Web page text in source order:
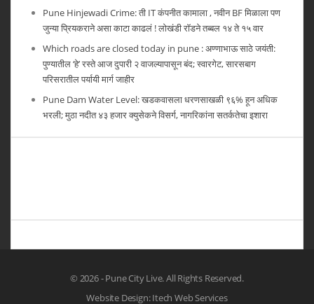
Pune Hinjewadi Crime: ती IT कंपनीत कामाला , नवीन BF मिळाला पण
जुन्या प्रियकराने असा काटा काढलं ! लोखंडी रॉडने तब्बल १४ ते १५ वार
Which roads are closed today in pune : अण्णाभाऊ साठे जयंती:
पुण्यातील ‘हे’ रस्ते आज दुपारी २ वाजल्यापासून बंद; स्वारगेट, सारसबाग
परिसरातील पर्यायी मार्ग जाहीर
Pune Dam Water Level: खडकवासला धरणसाखळी ९६% हून अधिक
भरली; मुठा नदीत ४३ हजार क्युसेकने विसर्ग, नागरिकांना सतर्कतेचा इशारा
© 2026 - Pune City Live. All Rights Reserved.
Website Design:Itech Web Services